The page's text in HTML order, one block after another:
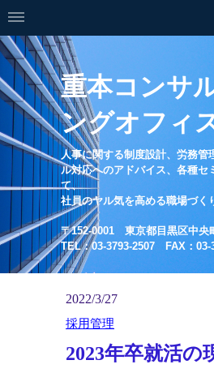
重本コンサ
ングオフィ
人事に関する制度設計、労務管
ル対応へのアドバイス、各種セ
て、
社員のヤル気を高める職場づく
〒152-0001 東京都目黒区中央
TEL：03-3793-2507 FAX：03-
2022/3/27
採用管理
2023年卒就活の